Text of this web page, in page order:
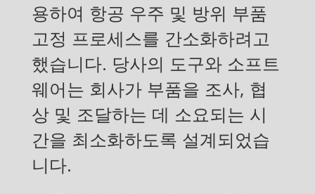
용하여 항공 우주 및 방위 부품
고정 프로세스를 간소화하려고
했습니다. 당사의 도구와 소프트
웨어는 회사가 부품을 조사, 협
상 및 조달하는 데 소요되는 시
간을 최소화하도록 설계되었습
니다.